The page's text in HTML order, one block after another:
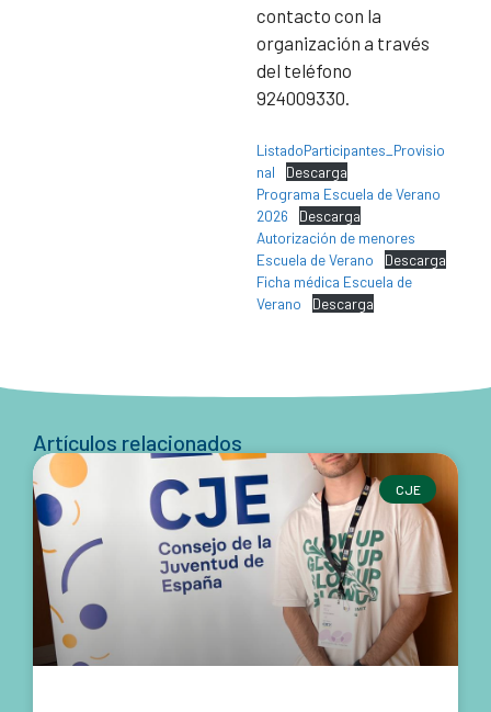
contacto con la
organización a través
del teléfono
924009330.
ListadoParticipantes_Provisio
nal
Descarga
Programa Escuela de Verano
2026
Descarga
Autorización de menores
Escuela de Verano
Descarga
Ficha médica Escuela de
Verano
Descarga
Artículos relacionados
CJE